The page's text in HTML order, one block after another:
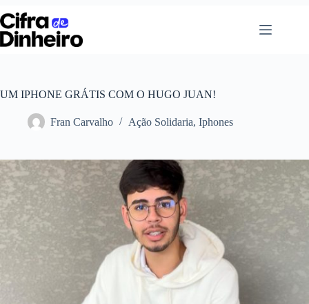
Pular
para
o
conteúdo
UM IPHONE GRÁTIS COM O HUGO JUAN!
Fran Carvalho Ação Solidaria, Iphones